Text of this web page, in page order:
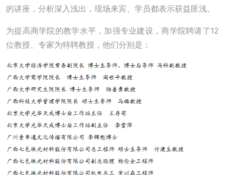
的讲座，分析深入浅出，现场来宾、学员都表示获益匪浅。
为提高商学院的教学水平，加强专业建设，商学院聘请了12
位教授、专家为特聘教授，他们分别是：